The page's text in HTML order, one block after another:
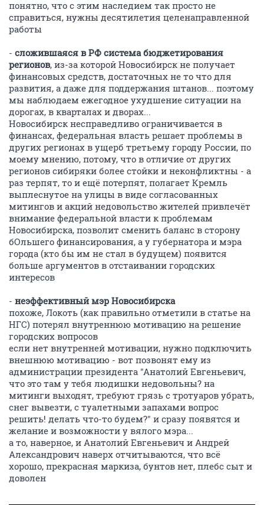
понятно, что с этим наследием так просто не
справиться, нужны десятилетия целенаправленной
работы
- сложившаяся в РФ система бюджетирования
регионов, из-за которой Новосибирск не получает
финансовых средств, достаточных не то что для
развития, а даже для поддержания штанов... поэтому
мы наблюдаем ежегодное ухудшение ситуации на
дорогах, в кварталах и дворах...
Новосибирск несправедливо ограничивается в
финансах, федеральная власть решает проблемы в
других регионах в ущерб третьему городу России, по
моему мнению, потому, что в отличие от других
регионов сибиряки более стойки и неконфликтны - а
раз терпят, то и ещё потерпят, полагает Кремль
выплеснутое на улицы в виде согласованных
митингов и акций недовольство жителей привлечёт
внимание федеральной власти к проблемам
Новосибирска, позволит сменить баланс в сторону
бОльшего финансирования, а у губернатора и мэра
города (кто бы им не стал в будущем) появится
больше аргументов в отстаивании городских
интересов
- неэффективный мэр Новосибирска
похоже, Локоть (как правильно отметили в статье на
НГС) потерял внутреннюю мотивацию на решение
городских вопросов
если нет внутренней мотивации, нужно подключить
внешнюю мотивацию - вот позвонят ему из
администрации президента "Анатолий Евгеньевич,
что это там у тебя людишки недовольны? на
митинги выходят, требуют грязь с тротуаров убрать,
снег вывезти, с туалетными запахами вопрос
решить! делать что-то будем?" и сразу появятся и
желание и возможности у вялого мэра...
а то, наверное, и Анатолий Евгеньевич и Андрей
Александрович наверх отчитываются, что всё
хорошо, прекрасная маркиза, бунтов нет, плебс сыт и
доволен